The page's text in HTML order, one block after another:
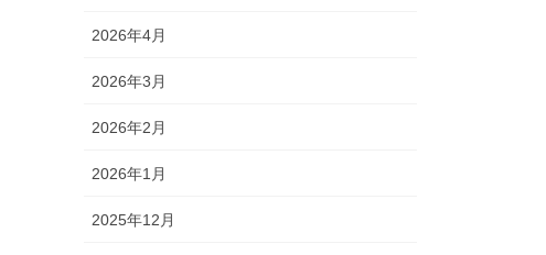
2026年4月
2026年3月
2026年2月
2026年1月
2025年12月